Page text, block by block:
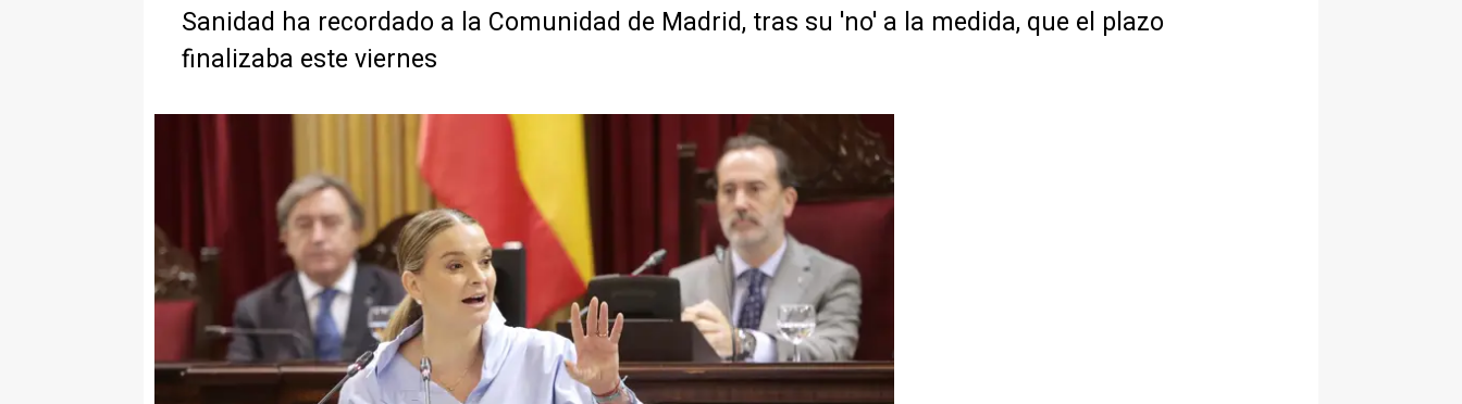
Sanidad ha recordado a la Comunidad de Madrid, tras su 'no' a la medida, que el plazo
finalizaba este viernes